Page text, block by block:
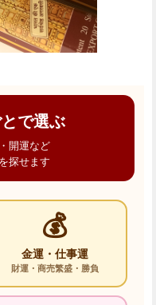
で選ぶ
開運など
探せます
💰
金運・仕事運
財運・商売繁盛・勝負